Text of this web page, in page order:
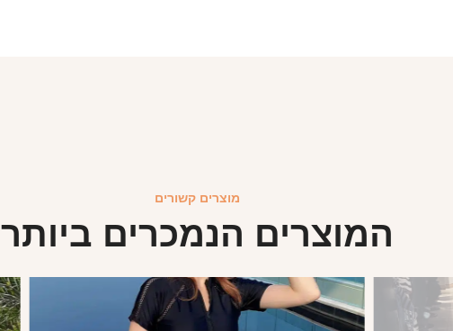
מוצרים קשורים
המוצרים הנמכרים ביותר